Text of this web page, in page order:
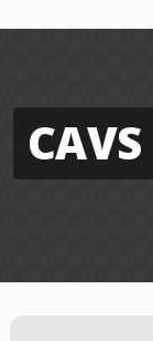
CAVS